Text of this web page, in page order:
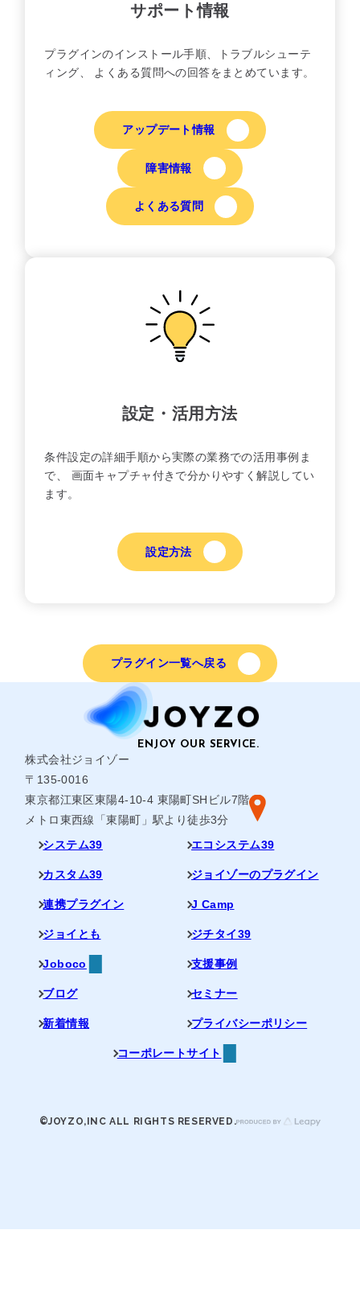
サポート情報
プラグインのインストール手順、トラブルシューテ
ィング、 よくある質問への回答をまとめています。
アップデート情報
障害情報
よくある質問
設定・活用方法
条件設定の詳細手順から実際の業務での活用事例ま
で、 画面キャプチャ付きで分かりやすく解説してい
ます。
設定方法
プラグイン一覧へ戻る
株式会社ジョイゾー
〒135-0016
東京都江東区東陽4-10-4 東陽町SHビル7階
メトロ東西線「東陽町」駅より徒歩3分
システム39
エコシステム39
カスタム39 ジョイゾーのプラグイン
連携プラグイン J Camp
ジョイとも ジチタイ39
Joboco 支援事例
ブログ セミナー
新着情報 プライバシーポリシー
コーポレートサイト
©JOYZO,INC ALL RIGHTS RESERVED.